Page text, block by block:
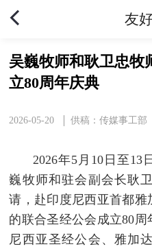
友
吴巍牧师和耿卫忠牧
立80周年庆典
2026-05-20 供稿：传媒事工部
2026年5月10日至13
巍牧师和驻会副会长耿
请，赴印度尼西亚首都
的联合圣经公会成立80
尼西亚圣经公会、雅加